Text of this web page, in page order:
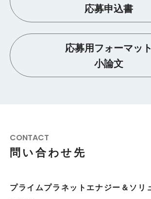
応募申込書
応募用フォーマット
小論文
CONTACT
問い合わせ先
プライムプラネットエナジー＆ソリ